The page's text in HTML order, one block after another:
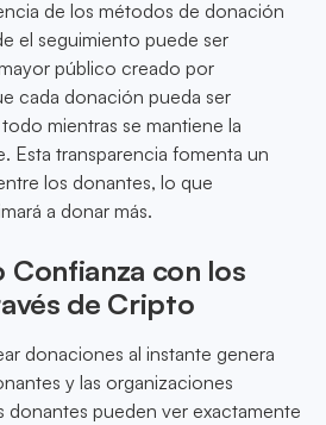
de los métodos de donación
el seguimiento puede ser
público creado por
cada donación pueda ser
mientras se mantiene la
Esta transparencia fomenta un
los donantes, lo que
a donar más.
con los
de Cripto
donaciones al instante genera
y las organizaciones
donantes pueden ver exactamente